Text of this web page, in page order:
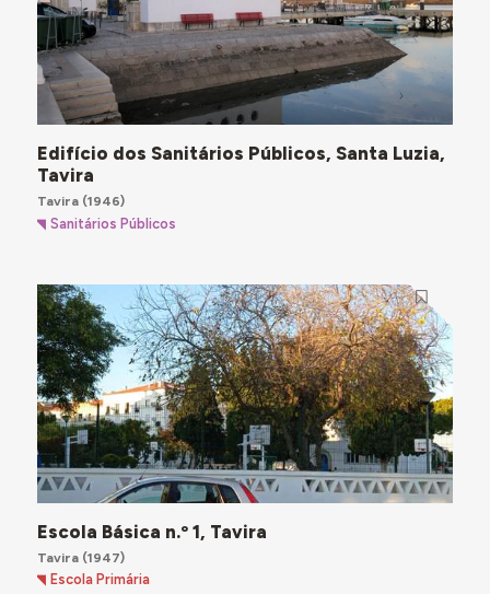
Edifício dos Sanitários Públicos, Santa Luzia,
Tavira
Tavira(1946)
Sanitários Públicos
Escola Básica n.º 1, Tavira
Tavira(1947)
Escola Primária